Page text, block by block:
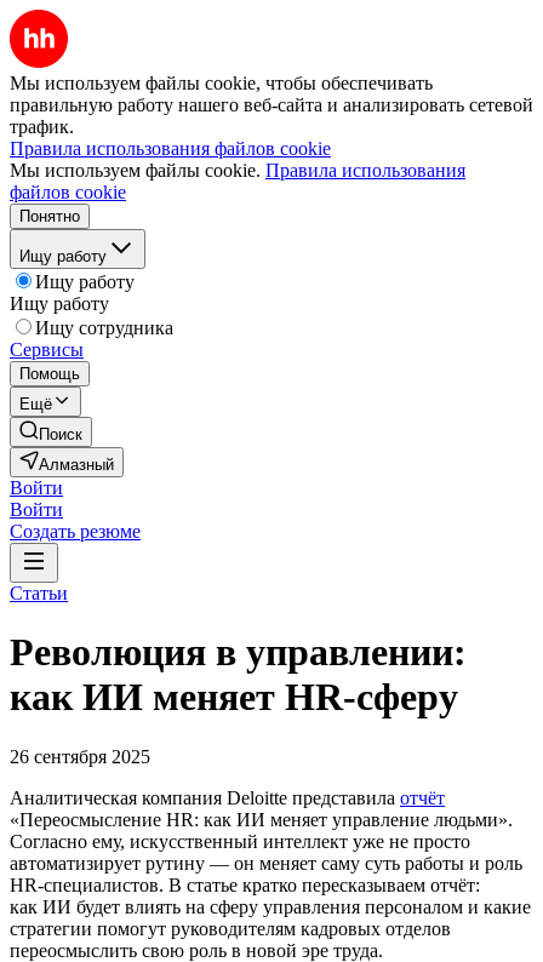
Мы используем файлы cookie, чтобы обеспечивать
правильную работу нашего веб-сайта и анализировать сетевой
трафик.
Правила использования файлов cookie
Мы используем файлы cookie. Правила использования
файлов cookie
Понятно
Ищу работу
Ищу работу
Ищу работу
Ищу сотрудника
Сервисы
Помощь
Ещё
Поиск
Алмазный
Войти
Войти
Создать резюме
Статьи
Революция в управлении:
как ИИ меняет HR-сферу
26 сентября 2025
Аналитическая компания Deloitte представила отчёт
«Переосмысление HR: как ИИ меняет управление людьми».
Согласно ему, искусственный интеллект уже не просто
автоматизирует рутину — он меняет саму суть работы и роль
HR-специалистов. В статье кратко пересказываем отчёт:
как ИИ будет влиять на сферу управления персоналом и какие
стратегии помогут руководителям кадровых отделов
переосмыслить свою роль в новой эре труда.